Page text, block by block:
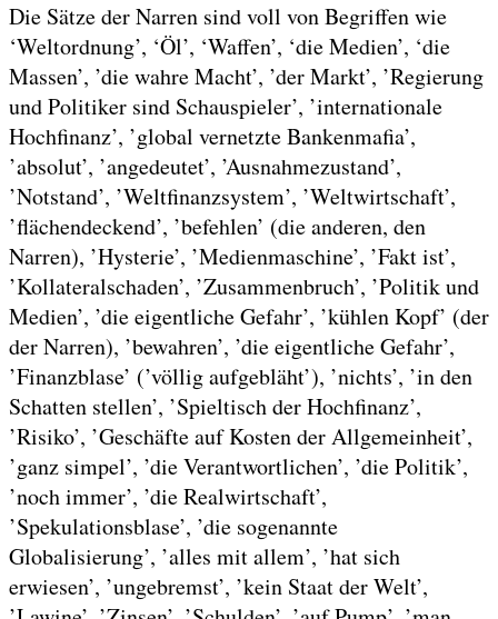
Die Sätze der Narren sind voll von Begriffen wie
‘Weltordnung’, ‘Öl’, ‘Waffen’, ‘die Medien’, ‘die
Massen’, ’die wahre Macht’, ’der Markt’, ’Regierung
und Politiker sind Schauspieler’, ’internationale
Hochfinanz’, ’global vernetzte Bankenmafia’,
’absolut’, ’angedeutet’, ’Ausnahmezustand’,
’Notstand’, ’Weltfinanzsystem’, ’Weltwirtschaft’,
’flächendeckend’, ’befehlen’ (die anderen, den
Narren), ’Hysterie’, ’Medienmaschine’, ’Fakt ist’,
’Kollateralschaden’, ’Zusammenbruch’, ’Politik und
Medien’, ’die eigentliche Gefahr’, ’kühlen Kopf’ (der
der Narren), ’bewahren’, ’die eigentliche Gefahr’,
’Finanzblase’ (’völlig aufgebläht’), ’nichts’, ’in den
Schatten stellen’, ’Spieltisch der Hochfinanz’,
’Risiko’, ’Geschäfte auf Kosten der Allgemeinheit’,
’ganz simpel’, ’die Verantwortlichen’, ’die Politik’,
’noch immer’, ’die Realwirtschaft’,
’Spekulationsblase’, ’die sogenannte
Globalisierung’, ’alles mit allem’, ’hat sich
erwiesen’, ’ungebremst’, ’kein Staat der Welt’,